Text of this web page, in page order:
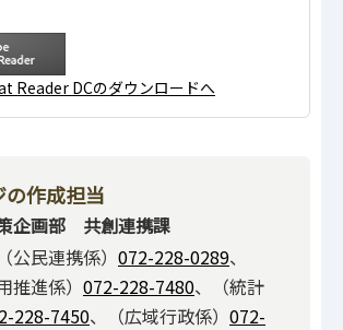
Reader DCのダウンロードへ
の作成担当
企画部 共創連携課
公民連携係） 072-228-0289、
推進係） 072-228-7480、（統計
228-7450、（広域行政係） 072-